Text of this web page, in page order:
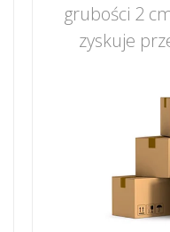
grubości 2
zyskuje